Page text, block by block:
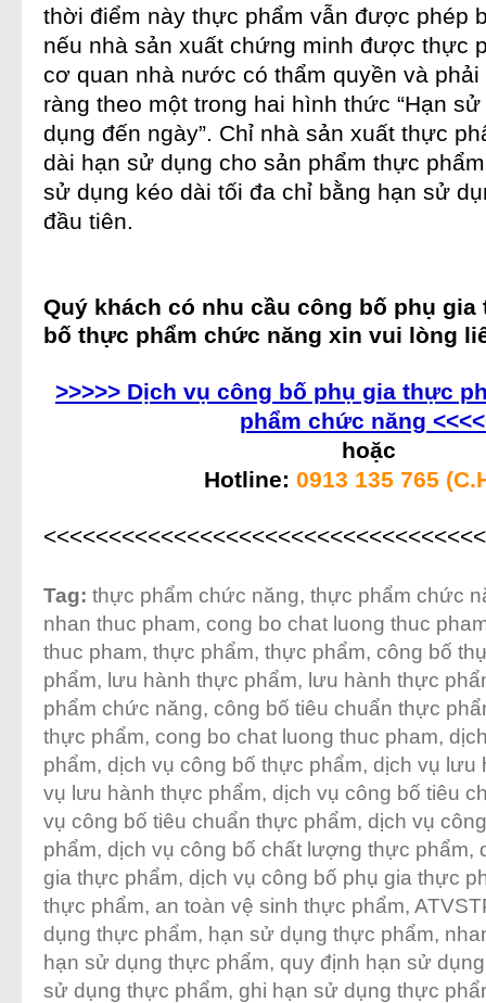
thời điểm này thực phẩm vẫn được phép
nếu nhà sản xuất chứng minh được thực
cơ quan nhà nước có thẩm quyền và
ràng theo một trong hai hình thức “Hạn sử
dụng đến ngày”. Chỉ nhà sản xuất thực
dài hạn sử dụng cho sản phẩm thực phẩm
sử dụng kéo dài tối đa chỉ bằng hạn sử
đầu tiên.
Quý khách có nhu cầu công bố phụ gia
bố thực phẩm chức năng xin vui lòng
>>>>> Dịch vụ công bố phụ gia thực
phẩm chức năng
hoặc
Hotline: 0913 135 765
Tag: thực phẩm chức năng, thực phẩm chức
nhan thuc pham, cong bo chat luong thuc
thuc pham, thực phẩm, thực phẩm, công bố
phẩm, lưu hành thực phẩm, lưu hành thực
phẩm chức năng, công bố tiêu chuẩn thực
thực phẩm, cong bo chat luong thuc pham,
phẩm, dịch vụ công bố thực phẩm, dịch vụ lưu
vụ lưu hành thực phẩm, dịch vụ công bố tiêu
vụ công bố tiêu chuẩn thực phẩm, dịch vụ
phẩm, dịch vụ công bố chất lượng thực phẩm,
gia thực phẩm, dịch vụ công bố phụ gia thực
thực phẩm, an toàn vệ sinh thực phẩm,
dụng thực phẩm, hạn sử dụng thực phẩm,
hạn sử dụng thực phẩm, quy định hạn sử
sử dụng thực phẩm, ghi hạn sử dụng thực